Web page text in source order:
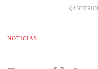
NOTICIAS